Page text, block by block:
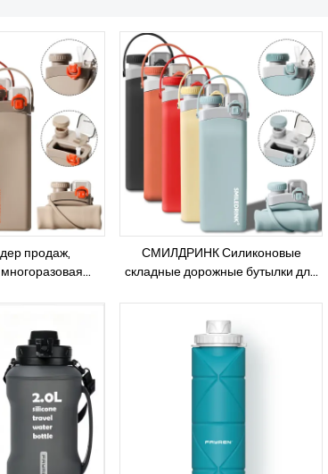
продаж,
стакан для
СМИЛДРИНК Силиконовые
складные дорожные бутылки для
детская бутылка для воды,
складные силиконовые складные
бутылки для воды с соломинкой